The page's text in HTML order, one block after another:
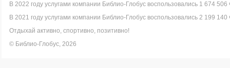
В 2022 году услугами компании Библио-Глобус воспользовались 1 674 506
В 2021 году услугами компании Библио-Глобус воспользовались 2 199 140
Отдыхай активно, спортивно, позитивно!
© Библио-Глобус, 2026